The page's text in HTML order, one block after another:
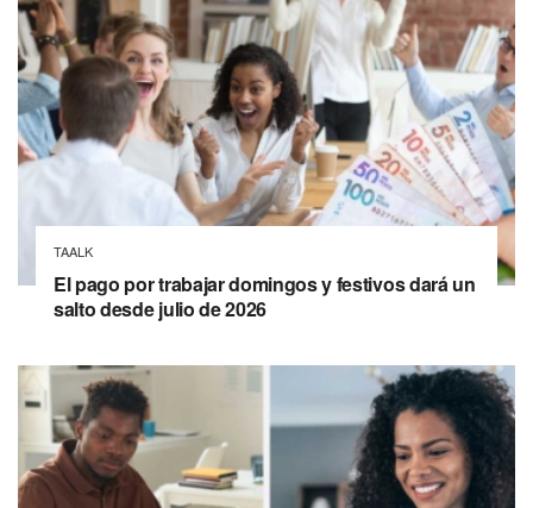
TAALK
El pago por trabajar domingos y festivos dará un
salto desde julio de 2026